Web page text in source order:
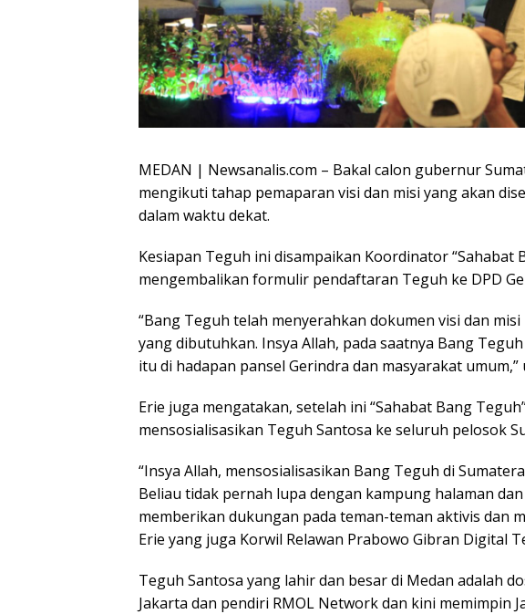
MEDAN | Newsanalis.com – Bakal calon gubernur
mengikuti tahap pemaparan visi dan misi yang akan
dalam waktu dekat.
Kesiapan Teguh ini disampaikan Koordinator “Sahabat
mengembalikan formulir pendaftaran Teguh ke DPD
“Bang Teguh telah menyerahkan dokumen visi dan
yang dibutuhkan. Insya Allah, pada saatnya Bang
itu di hadapan pansel Gerindra dan masyarakat umum,”
Erie juga mengatakan, setelah ini “Sahabat Bang
mensosialisasikan Teguh Santosa ke seluruh pelosok
“Insya Allah, mensosialisasikan Bang Teguh di
Beliau tidak pernah lupa dengan kampung halaman
memberikan dukungan pada teman-teman aktivis dan
Erie yang juga Korwil Relawan Prabowo Gibran Digital
Teguh Santosa yang lahir dan besar di Medan adalah
Jakarta dan pendiri RMOL Network dan kini memimpin